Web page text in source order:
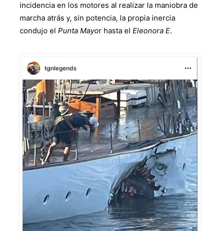
incidencia en los motores al realizar la maniobra de
marcha atrás y, sin potencia, la propia inercia
condujo el Punta Mayor hasta el Eleonora E.